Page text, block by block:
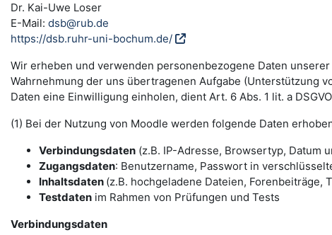
Dr. Kai-Uwe Loser
E-Mail: dsb@rub.de
https://dsb.ruhr-uni-bochum.de/
Wir erheben und verwenden personenbezogene Daten
Wahrnehmung der uns übertragenen Aufgabe (Unterstützung
Daten eine Einwilligung einholen, dient Art. 6 Abs. 1 lit. a
(1) Bei der Nutzung von Moodle werden folgende Daten
Verbindungsdaten (z.B. IP-Adresse, Browsertyp, Datum
Zugangsdaten: Benutzername, Passwort in
Inhaltsdaten (z.B. hochgeladene Dateien, Forenbeiträge,
Testdaten im Rahmen von Prüfungen und Tests
Verbindungsdaten